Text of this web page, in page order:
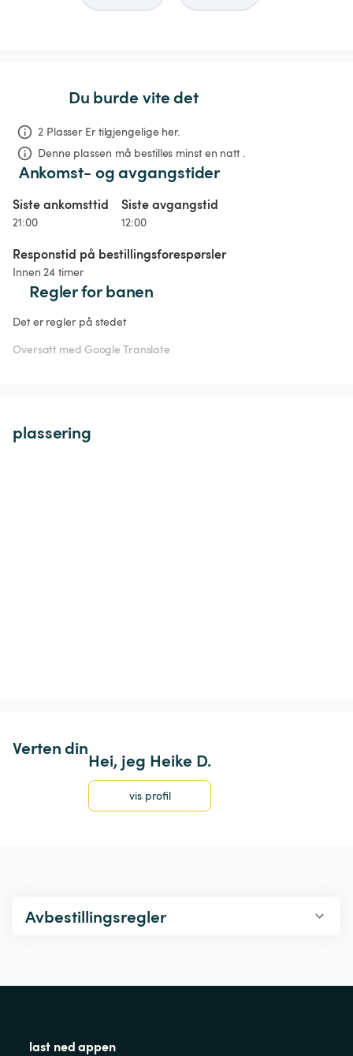
Du burde vite det
2 Plasser Er tilgjengelige her.
Denne plassen må bestilles minst en natt .
Ankomst- og avgangstider
Siste ankomsttid
21:00
Siste avgangstid
12:00
Responstid på bestillingsforespørsler
Innen 24 timer
Regler for banen
Det er regler på stedet
Oversatt med Google Translate
plassering
Verten din
Hei, jeg Heike D.
vis profil
Avbestillingsregler
last ned appen